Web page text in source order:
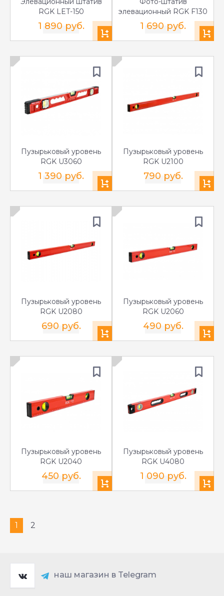
RGK LET-150
1 890 руб.
элевационный RGK F130
1 690 руб.
Пузырьковый уровень
RGK U3060
1 390 руб.
Пузырьковый уровень
RGK U2100
790 руб.
Пузырьковый уровень
RGK U2080
690 руб.
Пузырьковый уровень
RGK U2060
490 руб.
Пузырьковый уровень
RGK U2040
450 руб.
Пузырьковый уровень
RGK U4080
1 090 руб.
1 2
наш магазин в Telegram